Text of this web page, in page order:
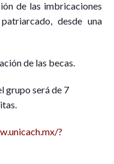
de las imbricaciones
desde una
de las becas.
grupo será de 7
?